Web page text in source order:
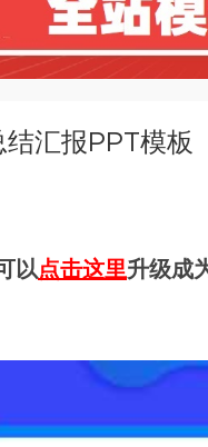
汇报PPT模板
以点击这里升级成